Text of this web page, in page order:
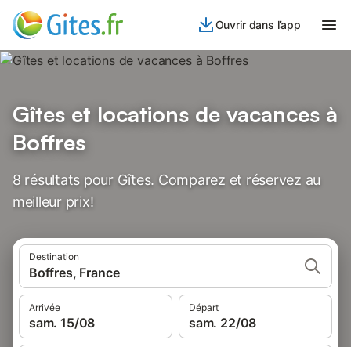
Ouvrir dans l’app
Gîtes et locations de vacances à
Boffres
8 résultats pour Gîtes. Comparez et réservez au
meilleur prix!
Destination
Boffres, France
Arrivée
sam. 15/08
Départ
sam. 22/08